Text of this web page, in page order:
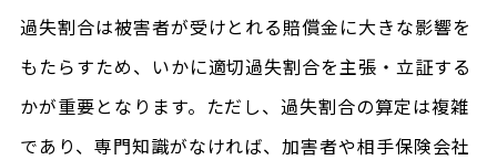
過失割合は被害者が受けとれる賠償金に大きな影響を
もたらすため、いかに適切過失割合を主張・立証する
かが重要となります。ただし、過失割合の算定は複雑
であり、専門知識がなければ、加害者や相手保険会社